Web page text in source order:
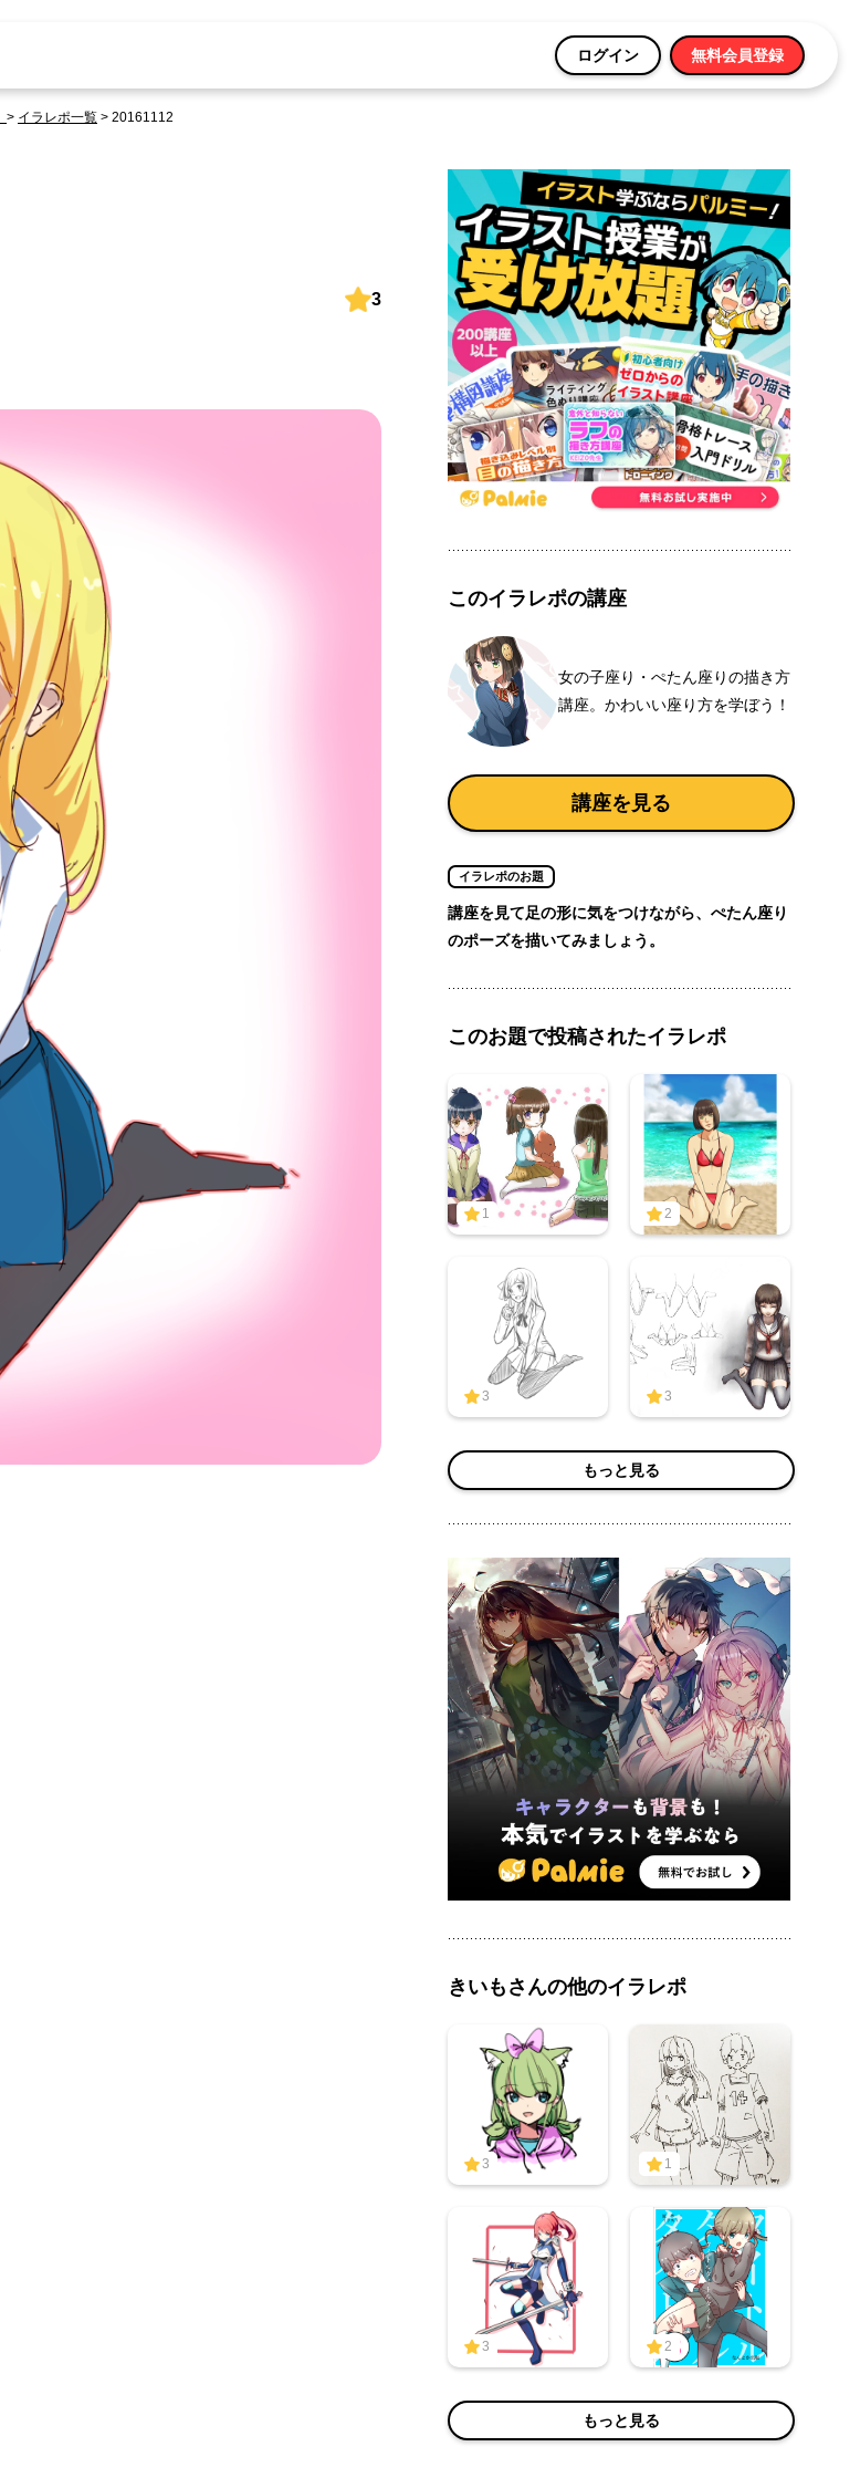
ログイン 無料会員登録
> イラレポ一覧 > 20161112
3
このイラレポの講座
女の子座り・ぺたん座りの描き方
講座。かわいい座り方を学ぼう！
講座を見る
イラレポのお題
講座を見て足の形に気をつけながら、ぺたん座り
のポーズを描いてみましょう。
このお題で投稿されたイラレポ
1 2
3 3
もっと見る
きいもさんの他のイラレポ
3 1
3 2
もっと見る